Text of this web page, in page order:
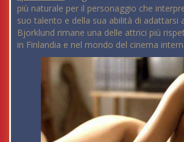
più naturale per il personaggio che
suo talento e della sua abilità di adattarsi
Bjorklund rimane una delle attrici più
in Finlandia e nel mondo del cinema